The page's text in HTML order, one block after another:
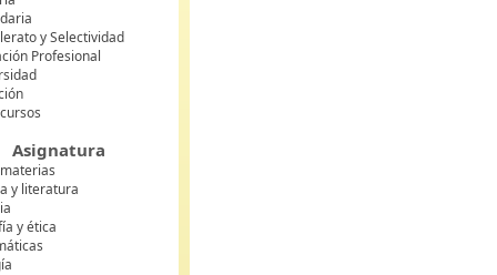
y Selectividad
Profesional
Asignatura
y literatura
y ética